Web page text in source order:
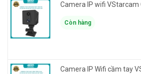
Còn hàng